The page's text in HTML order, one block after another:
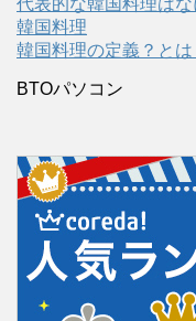
代表的な韓国料理は
韓国料理
韓国料理の定義？と
BTOパソコン